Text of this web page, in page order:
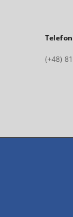
Telefon
(+48)